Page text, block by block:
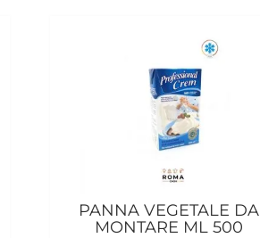
PANNA VEGETALE DA
MONTARE ML 500